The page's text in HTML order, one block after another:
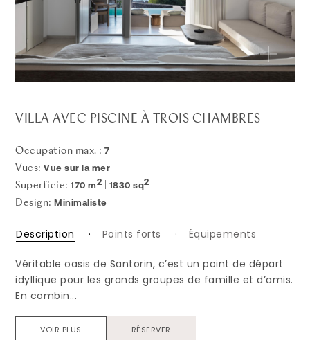
VILLA AVEC PISCINE À TROIS CHAMBRES
Description Points forts Équipements
Véritable oasis de Santorin, c’est un point de départ
idyllique pour les grands groupes de famille et d’amis.
En combin...
VOIR PLUS RÉSERVER
Occupation max. :7
Vues:Vue sur la mer
Superficie:170 m2 1830 sq2
Design:Minimaliste